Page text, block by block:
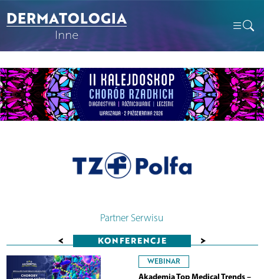
DERMATOLOGIA
Inne
Partner Serwisu
< KONFERENCJE >
WEBINAR
Akademia Top Medical Trends –